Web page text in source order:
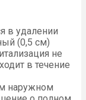
в удалении
(0,5 см)
не
в течение
наружном